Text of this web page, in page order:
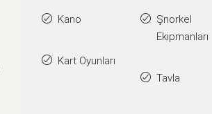
Kano
Kart Oyunları
Şnorkel
Ekipmanları
Tavla